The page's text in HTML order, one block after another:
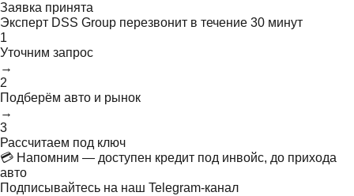
Заявка принята
Эксперт DSS Group перезвонит в течение 30 минут
1
Уточним запрос
→
2
Подберём авто и рынок
→
3
Рассчитаем под ключ
💳 Напомним — доступен кредит под инвойс, до прихода
авто
Подписывайтесь на наш Telegram-канал